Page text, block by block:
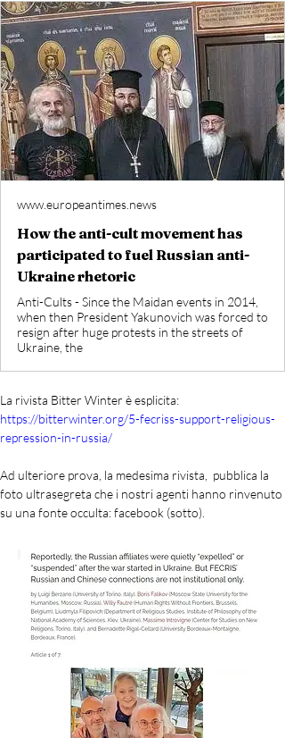
www.europeantimes.news
How the anti-cult movement has
participated to fuel Russian anti-
Ukraine rhetoric
Anti-Cults - Since the Maidan events in 2014,
when then President Yakunovich was forced to
resign after huge protests in the streets of
Ukraine, the
La rivista Bitter Winter è esplicita:
https://bitterwinter.org/5-fecriss-support-religious-
repression-in-russia/
Ad ulteriore prova, la medesima rivista,  pubblica la
foto ultrasegreta che i nostri agenti hanno rinvenuto
su una fonte occulta: facebook (sotto).